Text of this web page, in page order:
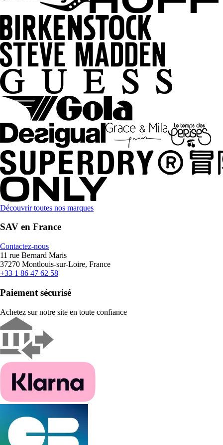
Découvrir toutes nos marques
SAV en France
Contactez-nous
11 rue Bernard Maris
37270 Montlouis-sur-Loire, France
+33 1 86 47 62 58
Paiement sécurisé
Achetez sur notre site en toute confiance